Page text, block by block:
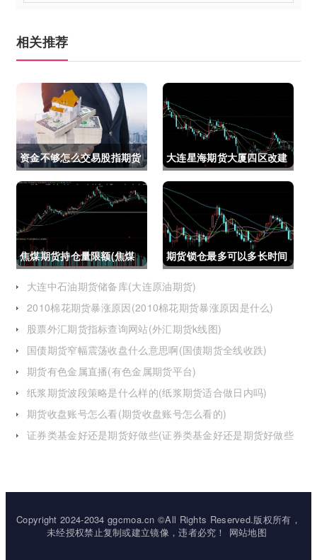
相关推荐
资金不够怎么交易股指期货
(资金不够怎么交易股指期
货呢)
大连星海期货大厦四区改建
(大连星海广场期货大厦)
焦煤期货持仓量限额(焦煤
期货持仓量限额是多少)
期货锁仓最多可以多长时间
(期货锁仓最多可以多长时
间卖出)
大连中石油期货储备库(大连原油期货)
2010棉花期货暴涨原因(2010棉花期货暴涨原因是什么)
股票外汇期货指标查询网站(外汇期货k线图)
国债期货窄幅震荡收盘什么意思啊(国债期货全线收跌)
期货有色金属直播(有色金属期货平台)
纸浆期货波段策略是什么样的(纸浆期货适合做日内吗)
期货收盘账号怎么看(期货收盘账号怎么看的)
证券类基金好还是期货好做些(证券类基金好还是期货好做些
Copyright 2024-2034 ggcmoa.cn ©All Rights Reserved.版权所有，
未经授权禁止复制或建立镜像，违者必究！
网站地图